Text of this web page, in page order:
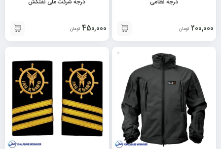
درجه نظامی
200,000 تومان
درجه شرکت ملی نفتکش
450,000 تومان
+